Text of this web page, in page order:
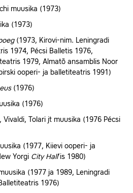
muusika (1973)
(1973)
(1973, Kirovi‑nim. Leningradi
1974, Pécsi Balletis 1976,
1979, Almatõ ansamblis Noor
ooperi‑ ja balletiteatris 1991)
(1976)
(1976)
Vivaldi, Tolari jt muusika (1976 Pécsi
(1977, Kiievi ooperi‑ ja
Yorgi City Hall’is 1980)
(1977 ja 1989, Leningradi
1976)